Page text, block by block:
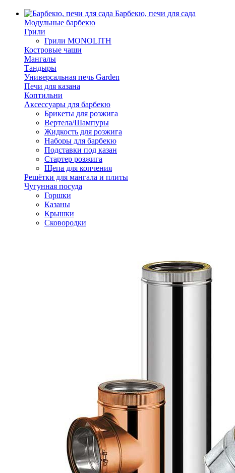
Барбекю, печи для сада
Модульные барбекю
Грили
Грили MONOLITH
Костровые чаши
Мангалы
Тандыры
Универсальная печь Garden
Печи для казана
Коптильни
Аксессуары для барбекю
Брикеты для розжига
Вертела/Шампуры
Жидкость для розжига
Наборы для барбекю
Подставки под казан
Стартер розжига
Щепа для копчения
Решётки для мангала и плиты
Чугунная посуда
Горшки
Казаны
Крышки
Сковородки